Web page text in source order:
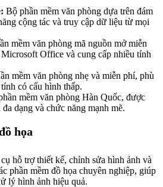
Bộ phần mềm văn phòng dựa trên đám
cộng tác và truy cập dữ liệu từ mọi
mềm văn phòng mã nguồn mở miễn
Office và cung cấp nhiều tính
mềm văn phòng nhẹ và miễn phí, phù
có cấu hình thấp.
mềm văn phòng Hàn Quốc, được
dạng và chức năng mạnh mẽ.
họa
hỗ trợ thiết kế, chỉnh sửa hình ảnh và
phần mềm đồ họa chuyên nghiệp, giúp
lý hình ảnh hiệu quả.